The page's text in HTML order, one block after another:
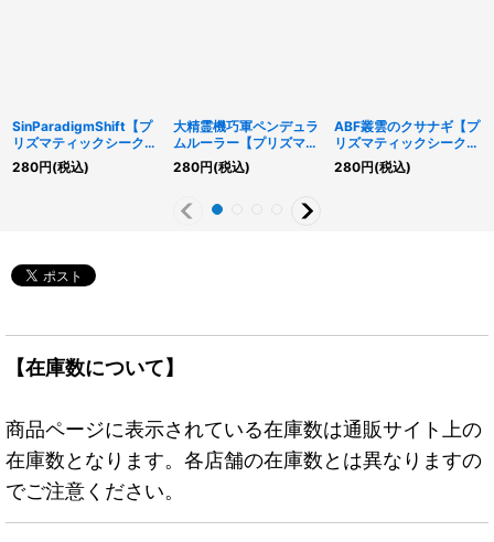
SinParadigmShift【プ
リズマティックシークレ
ット】{LOCH-JP023}
《罠》
280円(税込)
大精霊機巧軍ペンデュラ
ムルーラー【プリズマテ
ィックシークレット】
{LOCH-JP025}《融
280円(税込)
ABF叢雲のクサナギ【プ
リズマティックシークレ
ット】{LOCH-JP024}
《シンクロ》
280円(税込)
【在庫数について】
商品ページに表示されている在庫数は通販サイト上の
在庫数となります。各店舗の在庫数とは異なりますの
でご注意ください。